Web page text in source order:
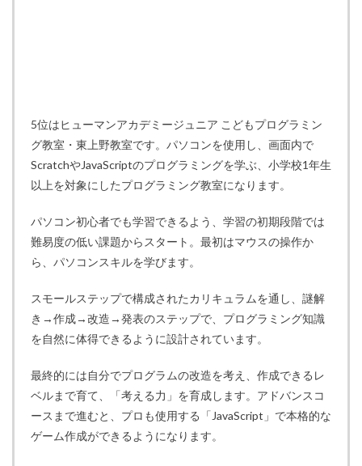
5位はヒューマンアカデミージュニア こどもプログラミン
グ教室・東上野教室です。パソコンを使用し、画面内で
ScratchやJavaScriptのプログラミングを学ぶ、小学校1年生
以上を対象にしたプログラミング教室になります。
パソコン初心者でも学習できるよう、学習の初期段階では
難易度の低い課題からスタート。最初はマウスの操作か
ら、パソコンスキルを学びます。
スモールステップで構成されたカリキュラムを通し、謎解
き→作成→改造→発表のステップで、プログラミング知識
を自然に体得できるように設計されています。
最終的には自分でプログラムの改造を考え、作成できるレ
ベルまで育て、「考える力」を育成します。アドバンスコ
ースまで進むと、プロも使用する「JavaScript」で本格的な
ゲーム作成ができるようになります。